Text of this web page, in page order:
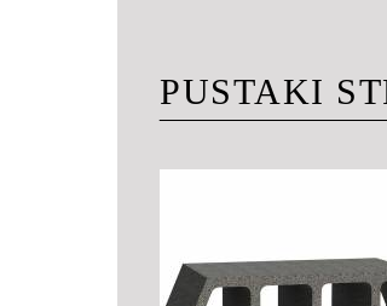
PUSTAKI